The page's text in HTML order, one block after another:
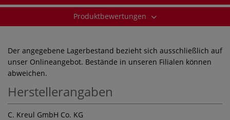
Produktbewertungen
Der angegebene Lagerbestand bezieht sich ausschließlich auf
unser Onlineangebot. Bestände in unseren Filialen können
abweichen.
Herstellerangaben
C. Kreul GmbH Co. KG